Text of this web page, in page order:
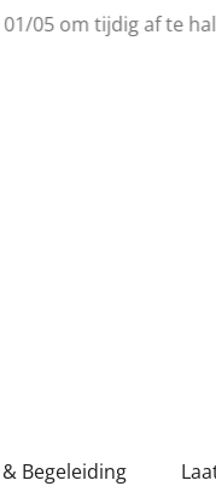
05 om tijdig af te
Begeleiding